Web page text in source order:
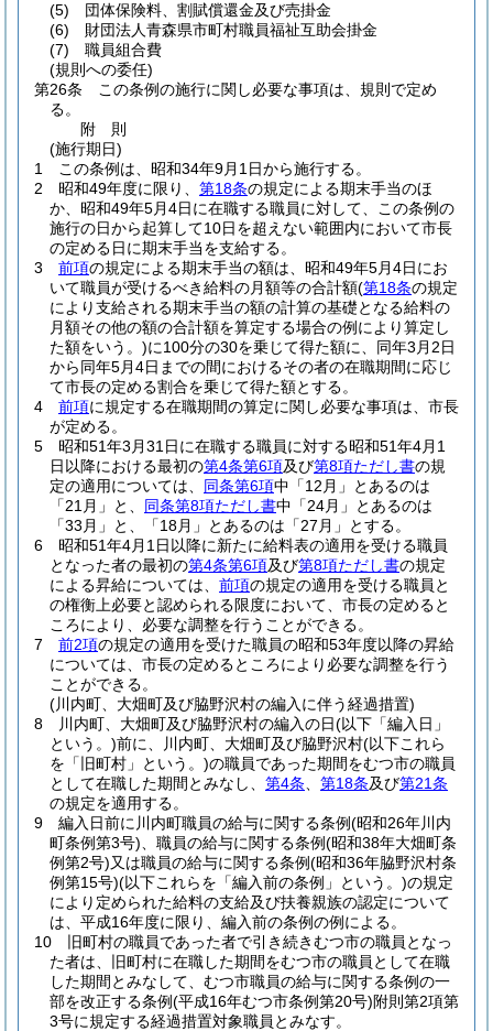
(5)
団体保険料、割賦償還金及び売掛金
(6)
財団法人青森県市町村職員福祉互助会掛金
(7)
職員組合費
(規則への委任)
第26条
この条例の施行に関し必要な事項は、規則で定め
る。
附 則
(施行期日)
1
この条例は、昭和34年9月1日から施行する。
2
昭和49年度に限り、 第18条の規定による期末手当のほ
か、昭和49年5月4日に在職する職員に対して、この条例の
施行の日から起算して10日を超えない範囲内において市長
の定める日に期末手当を支給する。
3
前項の規定による期末手当の額は、昭和49年5月4日にお
いて職員が受けるべき給料の月額等の合計額(第18条の規定
により支給される期末手当の額の計算の基礎となる給料の
月額その他の額の合計額を算定する場合の例により算定し
た額をいう。)に100分の30を乗じて得た額に、同年3月2日
から同年5月4日までの間におけるその者の在職期間に応じ
て市長の定める割合を乗じて得た額とする。
4
前項に規定する在職期間の算定に関し必要な事項は、市長
が定める。
5
昭和51年3月31日に在職する職員に対する昭和51年4月1
日以降における最初の第4条第6項及び第8項ただし書の規
定の適用については、 同条第6項中「12月」とあるのは
「21月」と、 同条第8項ただし書中「24月」とあるのは
「33月」と、「18月」とあるのは「27月」とする。
6
昭和51年4月1日以降に新たに給料表の適用を受ける職員
となった者の最初の第4条第6項及び第8項ただし書の規定
による昇給については、 前項の規定の適用を受ける職員と
の権衡上必要と認められる限度において、市長の定めると
ころにより、必要な調整を行うことができる。
7
前2項の規定の適用を受けた職員の昭和53年度以降の昇給
については、市長の定めるところにより必要な調整を行う
ことができる。
(川内町、大畑町及び脇野沢村の編入に伴う経過措置)
8
川内町、大畑町及び脇野沢村の編入の日(以下「編入日」
という。)前に、川内町、大畑町及び脇野沢村(以下これら
を「旧町村」という。)の職員であった期間をむつ市の職員
として在職した期間とみなし、 第4条 第18条及び第21条
の規定を適用する。
9
編入日前に川内町職員の給与に関する条例(昭和26年川内
町条例第3号) 、職員の給与に関する条例(昭和38年大畑町条
例第2号)又は職員の給与に関する条例(昭和36年脇野沢村条
例第15号)(以下これらを「編入前の条例」という。)の規定
により定められた給料の支給及び扶養親族の認定について
は、平成16年度に限り、編入前の条例の例による。
10
旧町村の職員であった者で引き続きむつ市の職員となっ
た者は、旧町村に在職した期間をむつ市の職員として在職
した期間とみなして、むつ市職員の給与に関する条例の一
部を改正する条例(平成16年むつ市条例第20号)附則第2項第
3号に規定する経過措置対象職員とみなす。